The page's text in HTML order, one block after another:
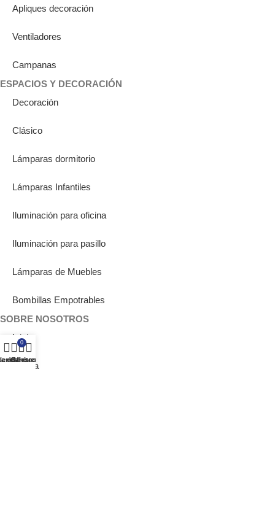
Apliques decoración
Ventiladores
Campanas
ESPACIOS Y DECORACIÓN
Decoración
Clásico
Lámparas dormitorio
Lámparas Infantiles
Iluminación para oficina
Iluminación para pasillo
Lámparas de Muebles
Bombillas Empotrables
SOBRE NOSOTROS
Inicio
Tienda
de deseos
0
Carrito
Mi cuenta